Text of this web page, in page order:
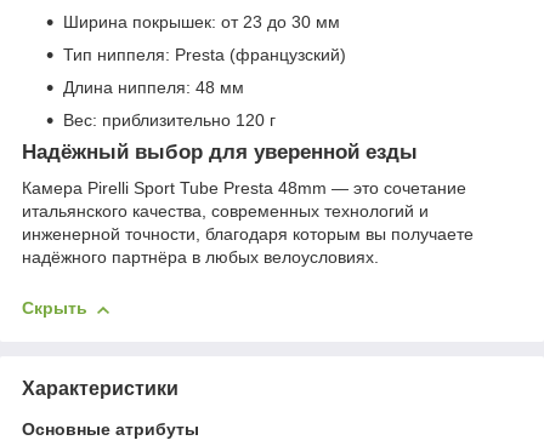
Ширина покрышек: от 23 до 30 мм
Тип ниппеля: Presta (французский)
Длина ниппеля: 48 мм
Вес: приблизительно 120 г
Надёжный выбор для уверенной езды
Камера Pirelli Sport Tube Presta 48mm — это сочетание
итальянского качества, современных технологий и
инженерной точности, благодаря которым вы получаете
надёжного партнёра в любых велоусловиях.
Скрыть
Характеристики
Основные атрибуты